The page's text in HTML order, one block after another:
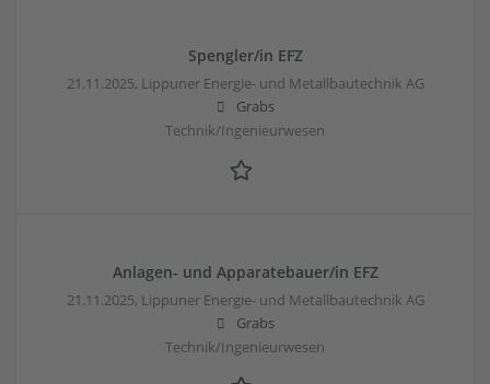
Spengler/in EFZ
21.11.2025, Lippuner Energie- und Metallbautechnik AG
Grabs
Technik/Ingenieurwesen
Anlagen- und Apparatebauer/in EFZ
21.11.2025, Lippuner Energie- und Metallbautechnik AG
Grabs
Technik/Ingenieurwesen